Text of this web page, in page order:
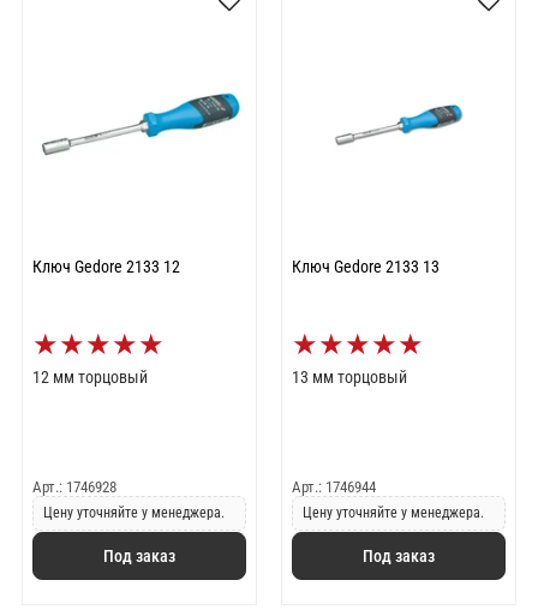
Ключ Gedore 2133 12
★★★★★
12 мм торцовый
Арт.: 1746928
Цену уточняйте у менеджера.
Под заказ
Ключ Gedore 2133 13
★★★★★
13 мм торцовый
Арт.: 1746944
Цену уточняйте у менеджера.
Под заказ